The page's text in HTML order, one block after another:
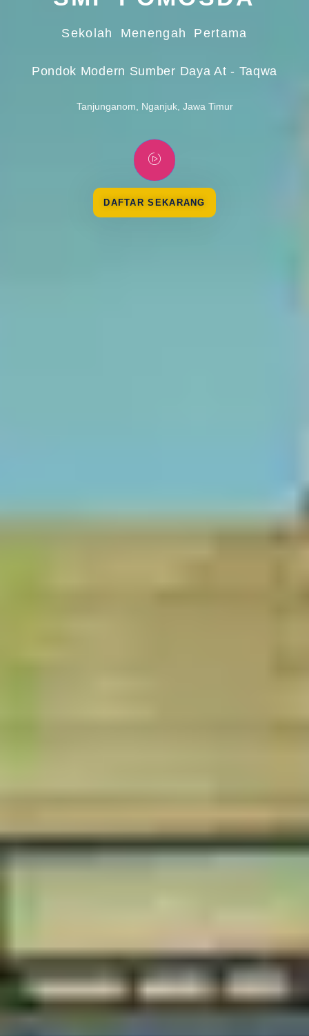
Sekolah Menengah Pertama
Pondok Modern Sumber Daya At - Taqwa
Tanjunganom, Nganjuk, Jawa Timur
DAFTAR SEKARANG